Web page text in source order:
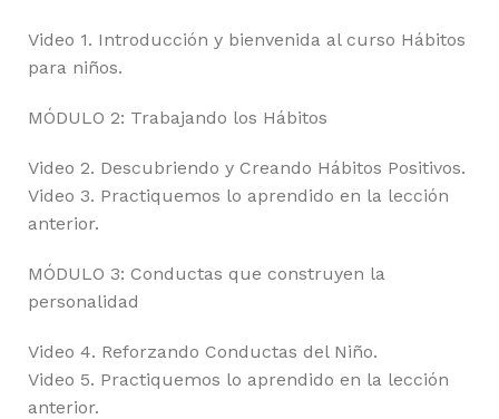
Video 1. Introducción y bienvenida al curso Hábitos
para niños.
MÓDULO 2: Trabajando los Hábitos
Video 2. Descubriendo y Creando Hábitos Positivos.
Video 3. Practiquemos lo aprendido en la lección
anterior.
MÓDULO 3: Conductas que construyen la
personalidad
Video 4. Reforzando Conductas del Niño.
Video 5. Practiquemos lo aprendido en la lección
anterior.